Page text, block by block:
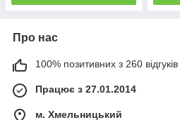
Про нас
100% позитивних з 260 відгуків
Працює з 27.01.2014
м. Хмельницький